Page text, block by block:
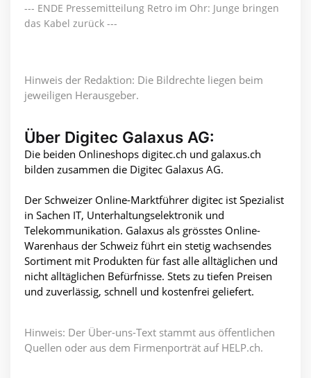
--- ENDE Pressemitteilung Retro im Ohr: Junge bringen
das Kabel zurück ---
Hinweis der Redaktion: Die Bildrechte liegen beim
jeweiligen Herausgeber.
Über Digitec Galaxus AG:
Die beiden Onlineshops digitec.ch und galaxus.ch
bilden zusammen die Digitec Galaxus AG.
Der Schweizer Online-Marktführer digitec ist Spezialist
in Sachen IT, Unterhaltungselektronik und
Telekommunikation. Galaxus als grösstes Online-
Warenhaus der Schweiz führt ein stetig wachsendes
Sortiment mit Produkten für fast alle alltäglichen und
nicht alltäglichen Befürfnisse. Stets zu tiefen Preisen
und zuverlässig, schnell und kostenfrei geliefert.
Hinweis: Der Über-uns-Text stammt aus öffentlichen
Quellen oder aus dem Firmenporträt auf HELP.ch.